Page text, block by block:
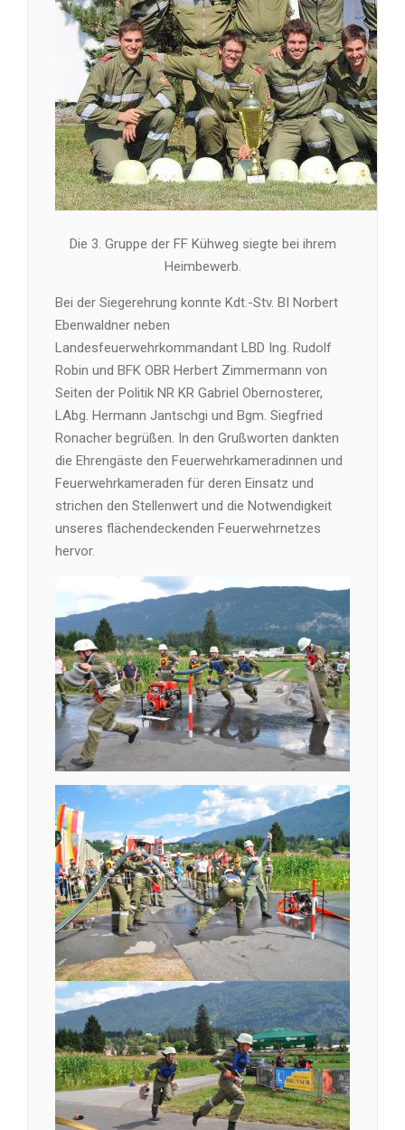
Die 3. Gruppe der FF Kühweg siegte bei ihrem
Heimbewerb.
Bei der Siegerehrung konnte Kdt.-Stv. BI Norbert
Ebenwaldner neben
Landesfeuerwehrkommandant LBD Ing. Rudolf
Robin und BFK OBR Herbert Zimmermann von
Seiten der Politik NR KR Gabriel Obernosterer,
LAbg. Hermann Jantschgi und Bgm. Siegfried
Ronacher begrüßen. In den Grußworten dankten
die Ehrengäste den Feuerwehrkameradinnen und
Feuerwehrkameraden für deren Einsatz und
strichen den Stellenwert und die Notwendigkeit
unseres flächendeckenden Feuerwehrnetzes
hervor.